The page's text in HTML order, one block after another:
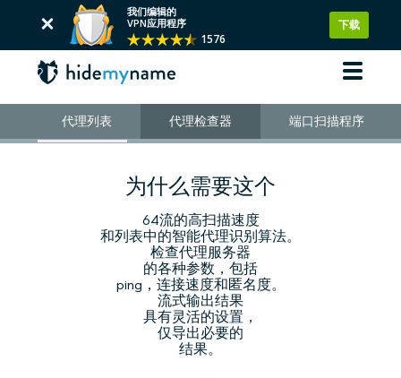
我们编辑的
VPN应用程序
1576
下载
代理列表 代理检查器 端口扫描程序
为什么需要这个
64流的高扫描速度
和列表中的智能代理识别算法。
检查代理服务器
的各种参数，包括
ping，连接速度和匿名度。
流式输出结果
具有灵活的设置，
仅导出必要的
结果。